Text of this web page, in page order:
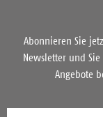
Abonnieren Sie
Newsletter und
Angebote